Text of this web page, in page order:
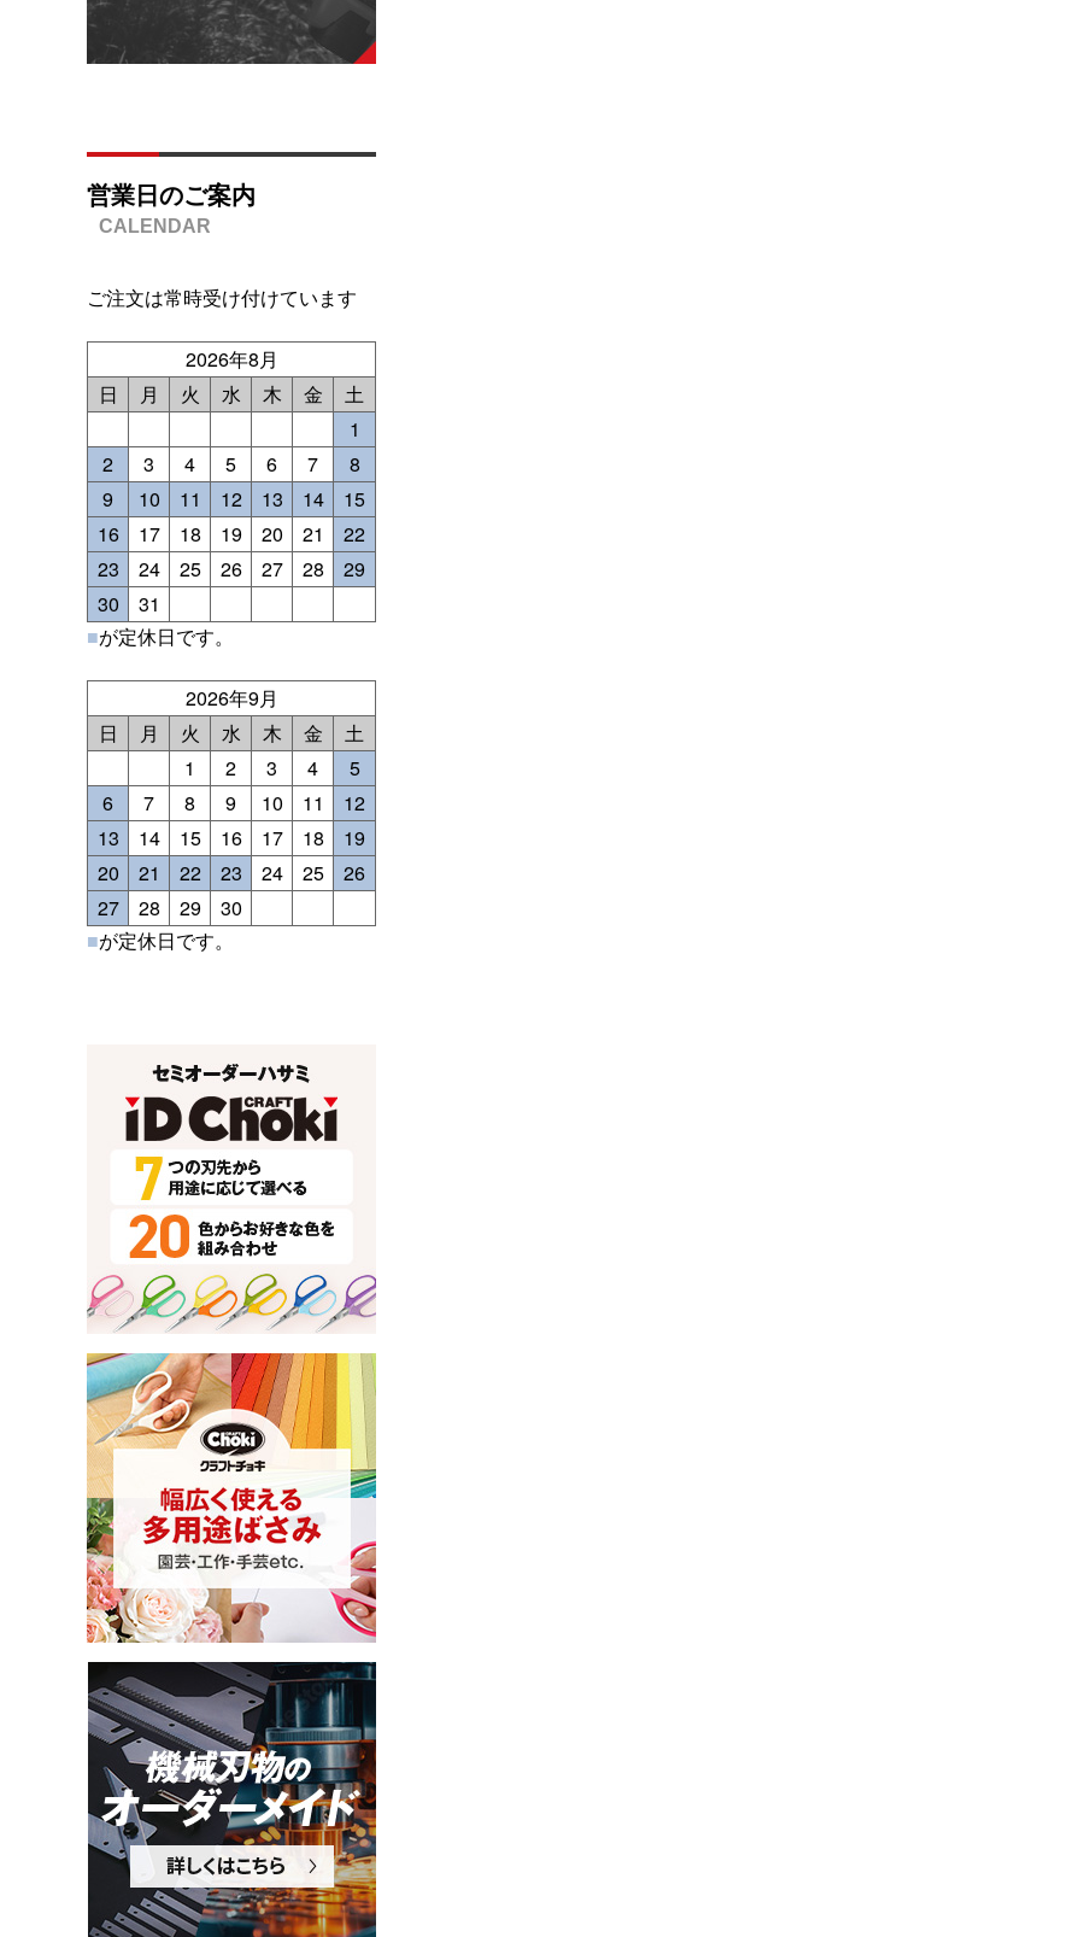
営業日のご案内
ご注文は常時受け付けています
2026年8月
日
月 火 水 木 金
土
1
2
3 4 5 6 7
8
9
10 11 12 13 14
15
16
17 18 19 20 21
22
23
24 25 26 27 28
29
30
31
■が定休日です。
2026年9月
日
月 火 水 木 金
土
1
2 3 4
5
6
7 8 9 10 11
12
13
14 15 16 17 18
19
20
21 22 23 24 25
26
27
28 29
30
■が定休日です。